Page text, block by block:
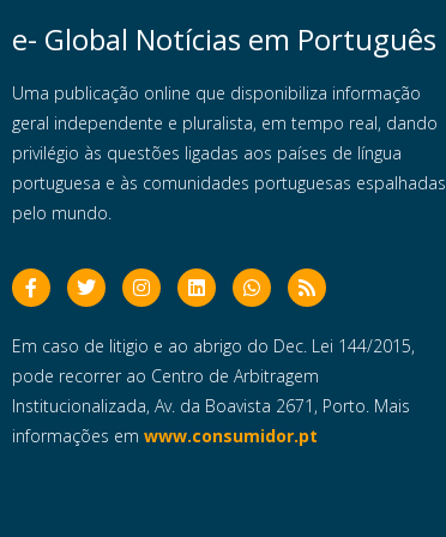
e- Global Notícias em Português
Uma publicação online que disponibiliza informação
geral independente e pluralista, em tempo real, dando
privilégio às questões ligadas aos países de língua
portuguesa e às comunidades portuguesas espalhadas
pelo mundo.
Em caso de litigio e ao abrigo do Dec. Lei 144/2015,
pode recorrer ao Centro de Arbitragem
Institucionalizada, Av. da Boavista 2671, Porto. Mais
informações em www.consumidor.pt